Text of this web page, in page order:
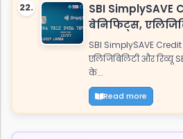
22.
SBI SimplySAVE
बेनिफिट्स,
SBI SimplySAVE
एलिजिबिलिटी और रिव्यू
के...
Read more